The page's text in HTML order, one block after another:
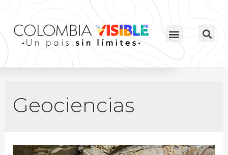
Geociencias